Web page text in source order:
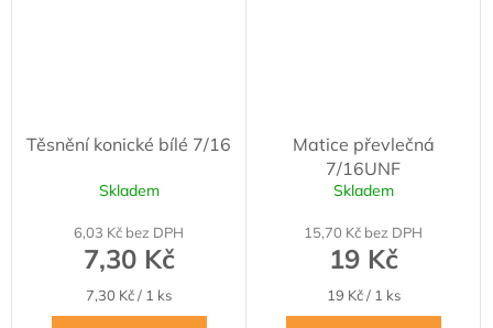
Těsnění konické bílé 7/16
Skladem
6,03 Kč bez DPH
7,30 Kč
Měrná
cena:
7,30 Kč / 1 ks
Matice převlečná
7/16UNF
Skladem
15,70 Kč bez DPH
19 Kč
Měrná
cena:
19 Kč / 1 ks